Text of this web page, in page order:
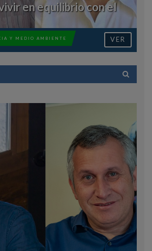
en equilibrio con el
Y MEDIO AMBIENTE VER